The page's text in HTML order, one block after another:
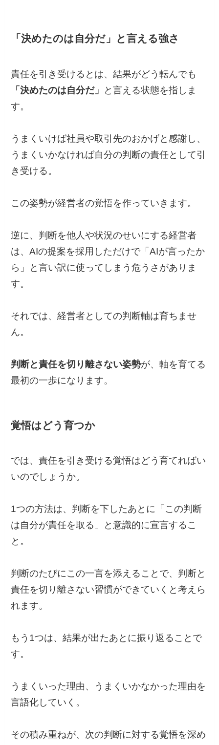
「決めたのは自分だ」と言える強さ
責任を引き受けるとは、結果がどう転んでも
「決めたのは自分だ」
と言える状態を指しま
す。
うまくいけば社員や取引先のおかげと感謝し、
うまくいかなければ自分の判断の責任として引
き受ける。
この姿勢が経営者の覚悟を作っていきます。
逆に、判断を他人や状況のせいにする経営者
は、AIの提案を採用しただけで「AIが言ったか
ら」と言い訳に使ってしまう危うさがありま
す。
それでは、経営者としての判断軸は育ちませ
ん。
判断と責任を切り離さない姿勢が、軸を育てる
最初の一歩になります。
覚悟はどう育つか
では、責任を引き受ける覚悟はどう育てればい
いのでしょうか。
1つの方法は、判断を下したあとに「この判断
は自分が責任を取る」と意識的に宣言するこ
と。
判断のたびにこの一言を添えることで、判断と
責任を切り離さない習慣ができていくと考えら
れます。
もう1つは、結果が出たあとに振り返ることで
す。
うまくいった理由、うまくいかなかった理由を
言語化していく。
その積み重ねが、次の判断に対する覚悟を深め